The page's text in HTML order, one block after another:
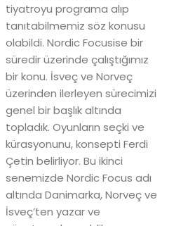
tiyatroyu programa alıp
tanıtabilmemiz söz konusu
olabildi. Nordic Focusise bir
süredir üzerinde çalıştığımız
bir konu. İsveç ve Norveç
üzerinden ilerleyen sürecimizi
genel bir başlık altında
topladık. Oyunların seçki ve
kürasyonunu, konsepti Ferdi
Çetin belirliyor. Bu ikinci
senemizde Nordic Focus adı
altında Danimarka, Norveç ve
İsveç’ten yazar ve